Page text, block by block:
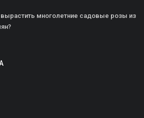
вырастить многолетние садовые розы из